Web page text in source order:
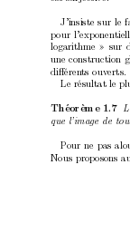
J’insiste sur le
pour l’exponen
logarithme » sur
une construction
diﬀérents ouverts.
Le résultat le
Théorème 1.7
que l’image de
Pour ne pas
Nous proposons